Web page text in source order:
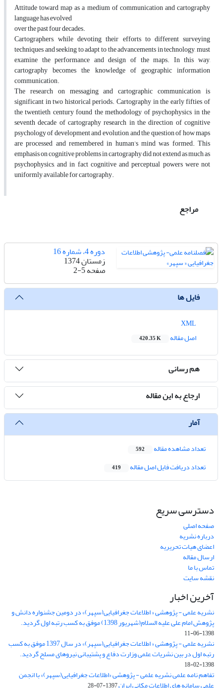
Attitude toward map as a medium of communication and cartography
language has evolved
over the past four decades.
Cartographers, while devoting their efforts to different surveying
techniques and seeking to adapt to the advancements in technology, must
examine the performance and design of the maps. In this way,
cartography becomes the knowledge of geographic information
communication.
The research on messaging and cartographic communication is
significant in two historical periods. Cartography in the early fifties of
the twentieth century found the methodology of psychophysics in the
seventh decade of cartography research in the direction of cognitive
psychology of development and evolution, and the question of how maps
are processed and remembered in human’s mind was formed. This
emphasis on cognitive problems in cartography did not extend as much as
psychophysics, and in fact cognitive and perceptual powers were not
uniformly available for cartography.
مراجع
دوره 4، شماره 16
زمستان 1374
صفحه2-5
فایل ها
اصل مقاله
420.35 K
هم رسانی
ارجاع به این مقاله
آمار
تعداد مشاهده مقاله 592
تعداد دریافت فایل اصل مقاله 419
دسترسی سریع
صفحه اصلی
درباره نشریه
اعضای هیات تحریریه
ارسال مقاله
تماس با ما
نقشه سایت
آخرین اخبار
نشریه علمی - پژوهشی « اطلاعات جغرافیایی(سپهر)» در دومین جشنواره دانش و
پژوهش امام علی علیه السلام(شهریور 1398) موفق به کسب رتبه اول گردید.
1398-06-11
نشریه علمی - پژوهشی « اطلاعات جغرافیایی(سپهر)» در سال 1397 موفق به کسب
رتبه اول در بین نشریات علمی وزارت دفاع و پشتیبانی نیروهای مسلح گردید.
1398-02-18
تفاهم نامه علمی نشریه علمی - پژوهشی «اطلاعات جغرافیایی(سپهر)» با انجمن